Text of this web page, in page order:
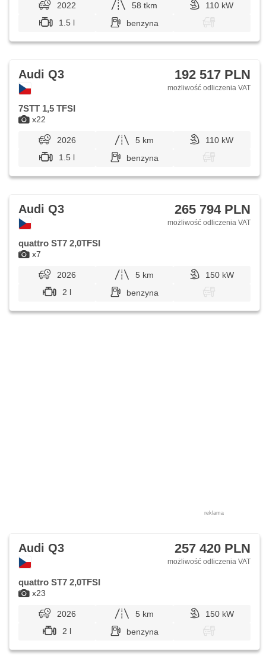
2022 58 tkm
110 kW
1.5 l
benzyna
x22
Audi Q3 192 517 PLN
możliwość odliczenia VAT
7STT 1,5 TFSI
2026 5 km
110 kW
1.5 l
benzyna
x7
Audi Q3 265 794 PLN
możliwość odliczenia VAT
quattro ST7 2,0TFSI
2026 5 km
150 kW
2 l
benzyna
reklama
x23
Audi Q3 257 420 PLN
możliwość odliczenia VAT
quattro ST7 2,0TFSI
2026 5 km
150 kW
2 l
benzyna